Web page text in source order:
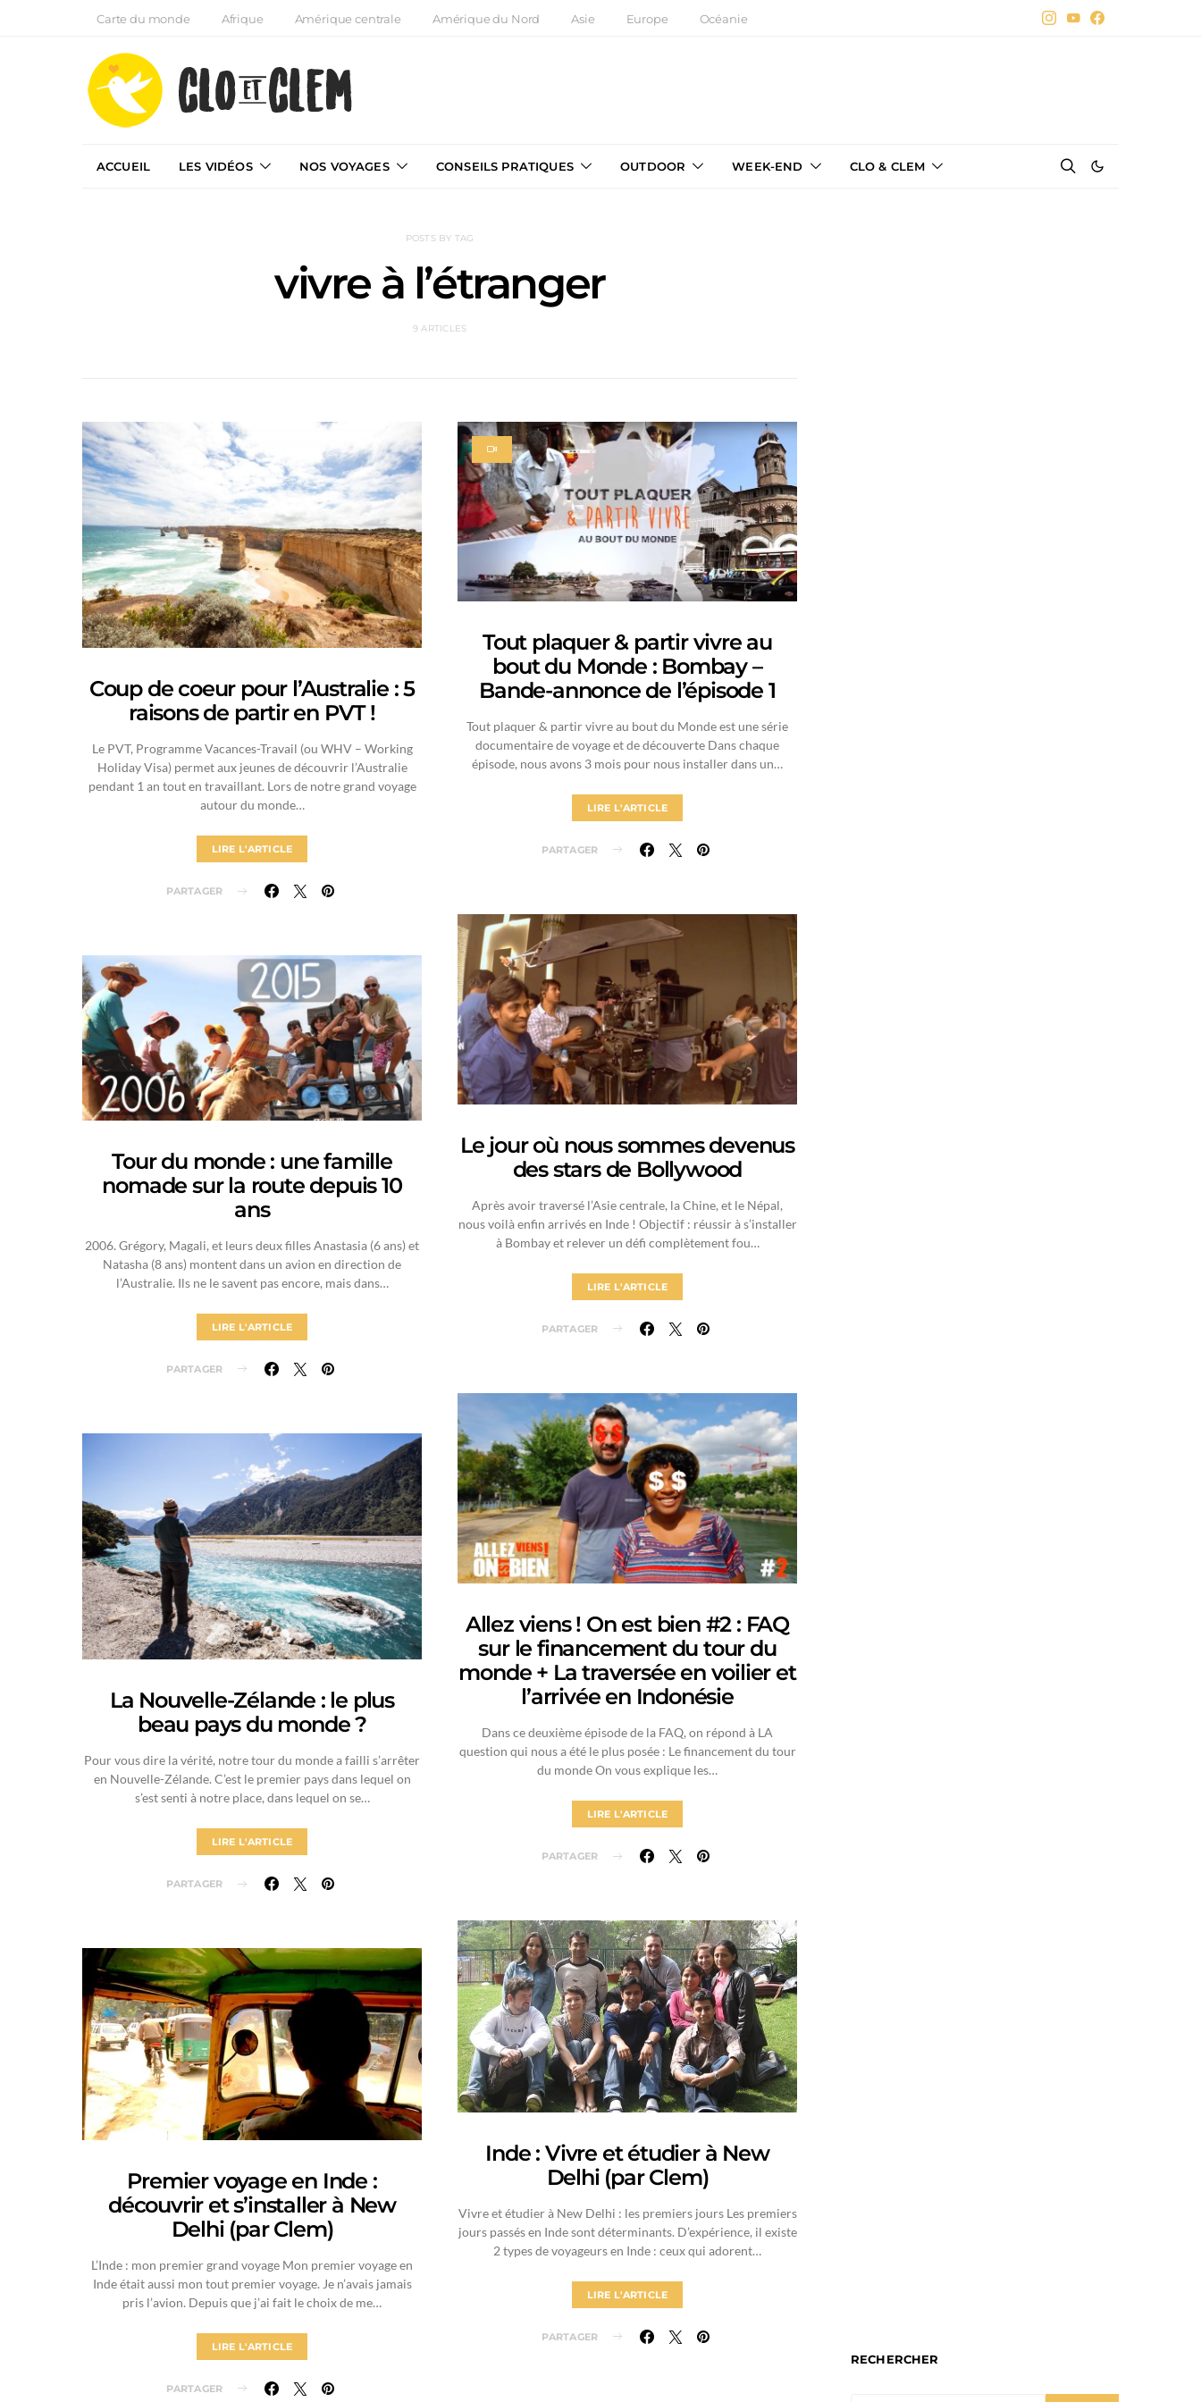
Carte du monde Afrique Amérique centrale Amérique du Nord Asie Europe Océanie
ACCUEIL LES VIDÉOS NOS VOYAGES CONSEILS PRATIQUES OUTDOOR WEEK-END CLO & CLEM
POSTS BY TAG
vivre à l’étranger
9 ARTICLES
Coup de coeur pour l’Australie : 5
raisons de partir en PVT !
Le PVT, Programme Vacances-Travail (ou WHV – Working
Holiday Visa) permet aux jeunes de découvrir l’Australie
pendant 1 an tout en travaillant. Lors de notre grand voyage
autour du monde…
LIRE L'ARTICLE
PARTAGER
Tour du monde : une famille
nomade sur la route depuis 10
ans
2006. Grégory, Magali, et leurs deux filles Anastasia (6 ans) et
Natasha (8 ans) montent dans un avion en direction de
l’Australie. Ils ne le savent pas encore, mais dans…
LIRE L'ARTICLE
PARTAGER
La Nouvelle-Zélande : le plus
beau pays du monde ?
Pour vous dire la vérité, notre tour du monde a failli s’arrêter
en Nouvelle-Zélande. C’est le premier pays dans lequel on
s’est senti à notre place, dans lequel on se…
LIRE L'ARTICLE
PARTAGER
Premier voyage en Inde :
découvrir et s’installer à New
Delhi (par Clem)
L’Inde : mon premier grand voyage Mon premier voyage en
Inde était aussi mon tout premier voyage. Je n’avais jamais
pris l’avion. Depuis que j’ai fait le choix de me…
LIRE L'ARTICLE
PARTAGER
Tout plaquer & partir vivre au
bout du Monde : Bombay –
Bande-annonce de l’épisode 1
Tout plaquer & partir vivre au bout du Monde est une série
documentaire de voyage et de découverte Dans chaque
épisode, nous avons 3 mois pour nous installer dans un…
LIRE L'ARTICLE
PARTAGER
Le jour où nous sommes devenus
des stars de Bollywood
Après avoir traversé l’Asie centrale, la Chine, et le Népal,
nous voilà enfin arrivés en Inde ! Objectif : réussir à s’installer
à Bombay et relever un défi complètement fou…
LIRE L'ARTICLE
PARTAGER
Allez viens ! On est bien #2 : FAQ
sur le financement du tour du
monde + La traversée en voilier et
l’arrivée en Indonésie
Dans ce deuxième épisode de la FAQ, on répond à LA
question qui nous a été le plus posée : Le financement du tour
du monde On vous explique les…
LIRE L'ARTICLE
PARTAGER
Inde : Vivre et étudier à New
Delhi (par Clem)
Vivre et étudier à New Delhi : les premiers jours Les premiers
jours passés en Inde sont déterminants. D’expérience, il existe
2 types de voyageurs en Inde : ceux qui adorent…
LIRE L'ARTICLE
PARTAGER
RECHERCHER